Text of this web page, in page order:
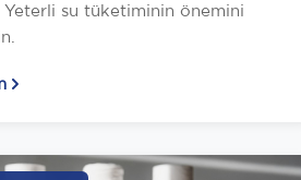
Yeterli su tüketiminin önemini